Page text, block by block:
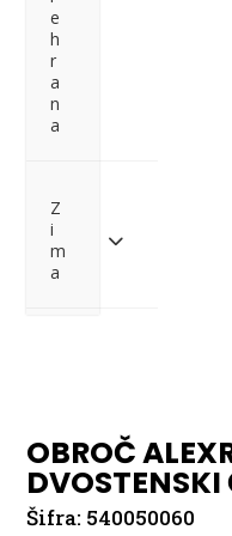
e
h
r
a
n
a
Z
i
m
a
OBROČ
DVOSTENSKI
Šifra: 540050060